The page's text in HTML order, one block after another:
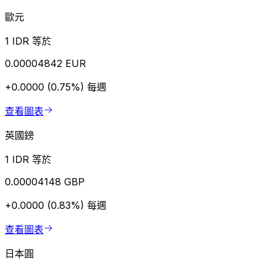
歐元
1 IDR 等於
0.00004842 EUR
+0.0000 (0.75%) 每週
查看圖表
英國鎊
1 IDR 等於
0.00004148 GBP
+0.0000 (0.83%) 每週
查看圖表
日本圓